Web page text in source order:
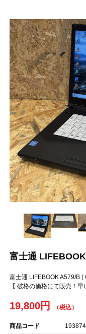
富士通
富士通 LIFEBOOK A579/B
【 破格の価格にて販売！
19,800円
商品コード 193874